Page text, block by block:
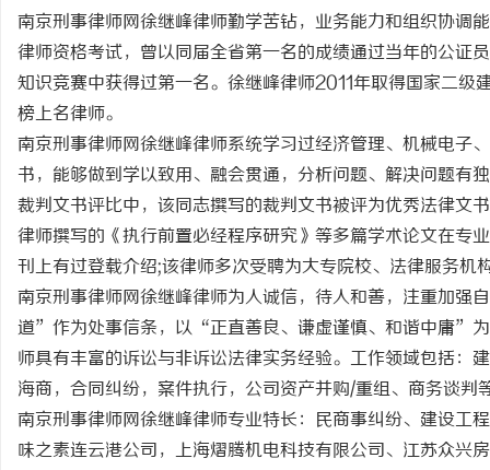
南京刑事律师网徐继峰律师勤学苦钻，业务能力和组织协调
律师资格考试，曾以同届全省第一名的成绩通过当年的公证
知识竞赛中获得过第一名。徐继峰律师2011年取得国家二
榜上名律师。
南京刑事律师网徐继峰律师系统学习过经济管理、机械电子
书，能够做到学以致用、融会贯通，分析问题、解决问题有
裁判文书评比中，该同志撰写的裁判文书被评为优秀法律文
律师撰写的《执行前置必经程序研究》等多篇学术论文在专
刊上有过登载介绍;该律师多次受聘为大专院校、法律服务机
南京刑事律师网徐继峰律师为人诚信，待人和善，注重加强
道”作为处事信条，以“正直善良、谦虚谨慎、和谐中庸”
师具有丰富的诉讼与非诉讼法律实务经验。工作领域包括：
海商，合同纠纷，案件执行，公司资产并购/重组、商务谈判
南京刑事律师网徐继峰律师专业特长：民商事纠纷、建设工
味之素连云港公司，上海熠腾机电科技有限公司、江苏众兴
店最怕“搜不到”为什么隔壁店铺没花钱，
天天给他免费派单？
安徽刑事辩护律师：为